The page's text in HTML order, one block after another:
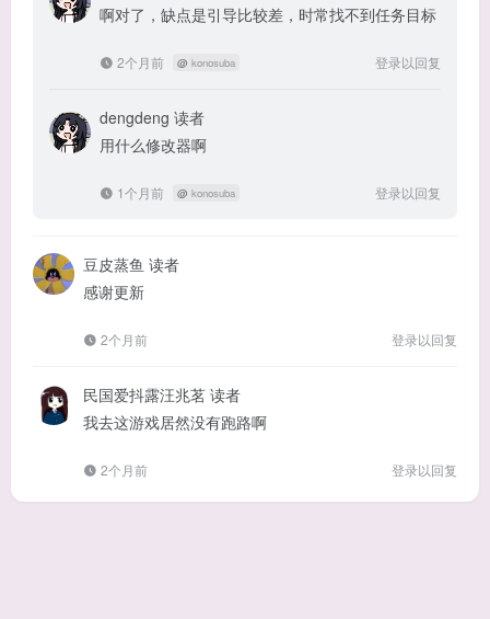
啊对了，缺点是引导比较差，时常找不到任务目标
2个月前 @ konosuba 登录以回复
dengdeng 读者
用什么修改器啊
1个月前 @ konosuba 登录以回复
豆皮蒸鱼 读者
感谢更新
2个月前 登录以回复
民国爱抖露汪兆茗 读者
我去这游戏居然没有跑路啊
2个月前 登录以回复